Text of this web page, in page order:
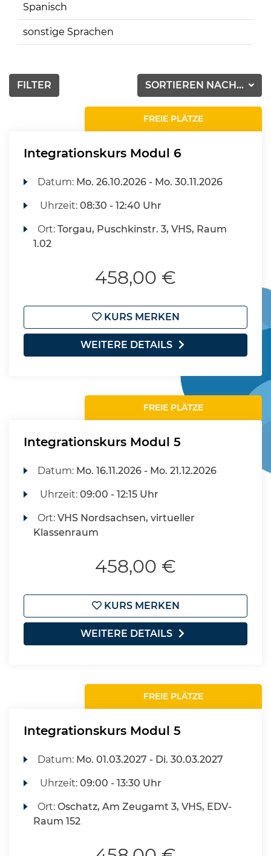
Spanisch
sonstige Sprachen
SORTIEREN NACH...
FILTER
FREIE PLÄTZE
Integrationskurs Modul 6
Datum: Mo. 26.10.2026 - Mo. 30.11.2026
Uhrzeit:08:30 - 12:40 Uhr
Ort:Torgau, Puschkinstr. 3, VHS, Raum
1.02
458,00 €
KURS MERKEN
WEITERE DETAILS
FREIE PLÄTZE
Integrationskurs Modul 5
Datum: Mo. 16.11.2026 - Mo. 21.12.2026
Uhrzeit:09:00 - 12:15 Uhr
Ort:VHS Nordsachsen, virtueller
Klassenraum
458,00 €
KURS MERKEN
WEITERE DETAILS
FREIE PLÄTZE
Integrationskurs Modul 5
Datum: Mo. 01.03.2027 - Di. 30.03.2027
Uhrzeit:09:00 - 13:30 Uhr
Ort:Oschatz, Am Zeugamt 3, VHS, EDV-
Raum 152